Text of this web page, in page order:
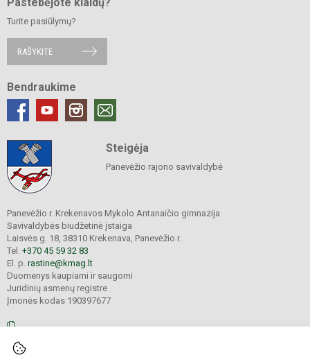
Turite pasiūlymų?
RAŠYKITE
Bendraukime
Steigėja
Panevėžio rajono savivaldybė
Panevėžio r. Krekenavos Mykolo Antanaičio gimnazija
Savivaldybės biudžetinė įstaiga
Laisvės g. 18, 38310 Krekenava, Panevėžio r.
Tel. +370 45 59 32 83
El. p. rastine@kmag.lt
Duomenys kaupiami ir saugomi
Juridinių asmenų registre
Įmonės kodas 190397677